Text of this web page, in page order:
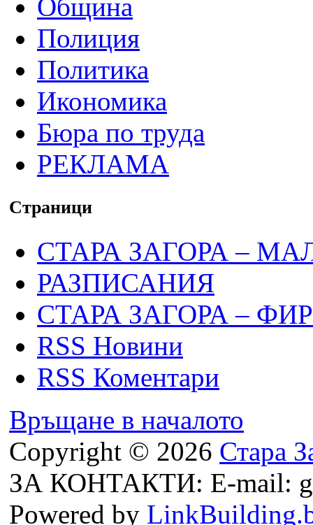
Община
Полиция
Политика
Икономика
Бюра по труда
РЕКЛАМА
Страници
СТАРА ЗАГОРА –
РАЗПИСАНИЯ
СТАРА ЗАГОРА –
RSS Новини
RSS Коментари
Връщане в началото
Copyright © 2026 Стара
ЗА КОНТАКТИ: E-mail:
Powered by